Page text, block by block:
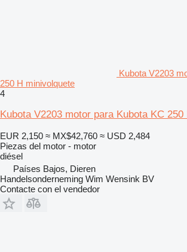
Kubota V2203
250 H minivolquete
4
Kubota V2203 motor para Kubota KC
EUR 2,150 ≈ MX$42,760 ≈ USD 2,484
Piezas del motor - motor
diésel
Países Bajos, Dieren
Handelsonderneming Wim Wensink BV
Contacte con el vendedor